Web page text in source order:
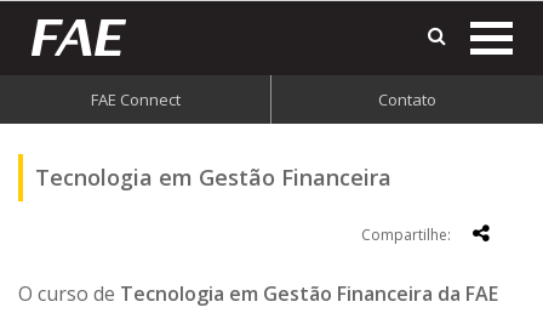
o
FAE Connect Contato
Tecnologia em Gestão Financeira
Compartilhe:
O curso de Tecnologia em Gestão Financeira da FAE